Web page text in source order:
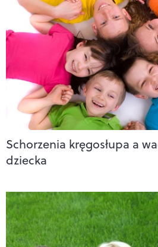
Schorzenia kręgosłupa a
dziecka